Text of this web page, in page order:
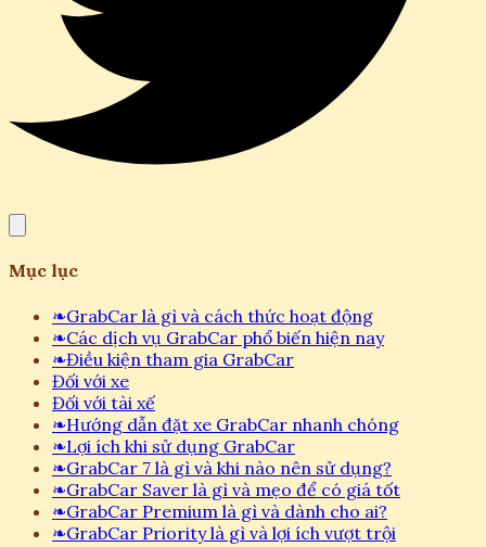
Mục lục
❧GrabCar là gì và cách thức hoạt động
❧Các dịch vụ GrabCar phổ biến hiện nay
❧Điều kiện tham gia GrabCar
Đối với xe
Đối với tài xế
❧Hướng dẫn đặt xe GrabCar nhanh chóng
❧Lợi ích khi sử dụng GrabCar
❧GrabCar 7 là gì và khi nào nên sử dụng?
❧GrabCar Saver là gì và mẹo để có giá tốt
❧GrabCar Premium là gì và dành cho ai?
❧GrabCar Priority là gì và lợi ích vượt trội